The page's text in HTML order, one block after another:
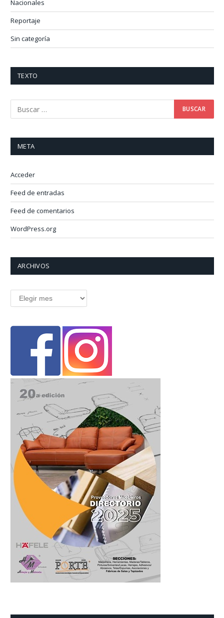
Nacionales
Reportaje
Sin categoría
TEXTO
META
Acceder
Feed de entradas
Feed de comentarios
WordPress.org
ARCHIVOS
Archivos